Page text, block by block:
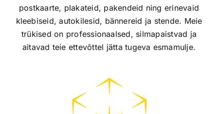
postkaarte, plakateid, pakendeid ning erinevaid
kleebiseid, autokilesid, bännereid ja stende. Meie
trükised on professionaalsed, silmapaistvad ja
aitavad teie ettevõttel jätta tugeva esmamulje.